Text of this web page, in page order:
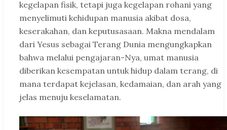
kegelapan fisik, tetapi juga kegelapan rohani yang
menyelimuti kehidupan manusia akibat dosa,
keserakahan, dan keputusasaan. Makna mendalam
dari Yesus sebagai Terang Dunia mengungkapkan
bahwa melalui pengajaran-Nya, umat manusia
diberikan kesempatan untuk hidup dalam terang, di
mana terdapat kejelasan, kedamaian, dan arah yang
jelas menuju keselamatan.